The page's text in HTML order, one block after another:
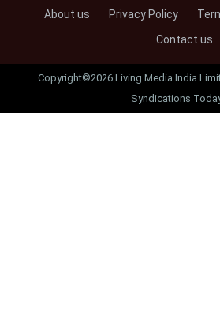
About us Privacy Policy
Contact us
Copyright©2026 Living Media India
Syndications